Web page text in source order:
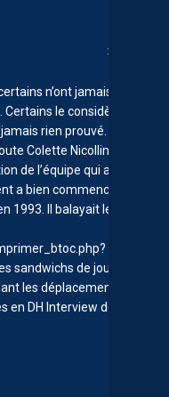
n’ont jamais
le considèrent
rien prouvé. Ce
Colette Nicollin
de l’équipe qui a
a bien commencé en
1993. Il balayait les
sandwichs de joueurs
les déplacements .
en DH Interview de